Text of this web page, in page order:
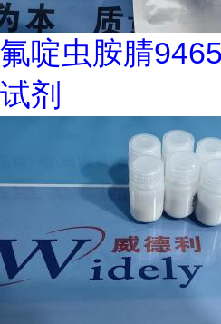
氟啶虫胺腈
试剂